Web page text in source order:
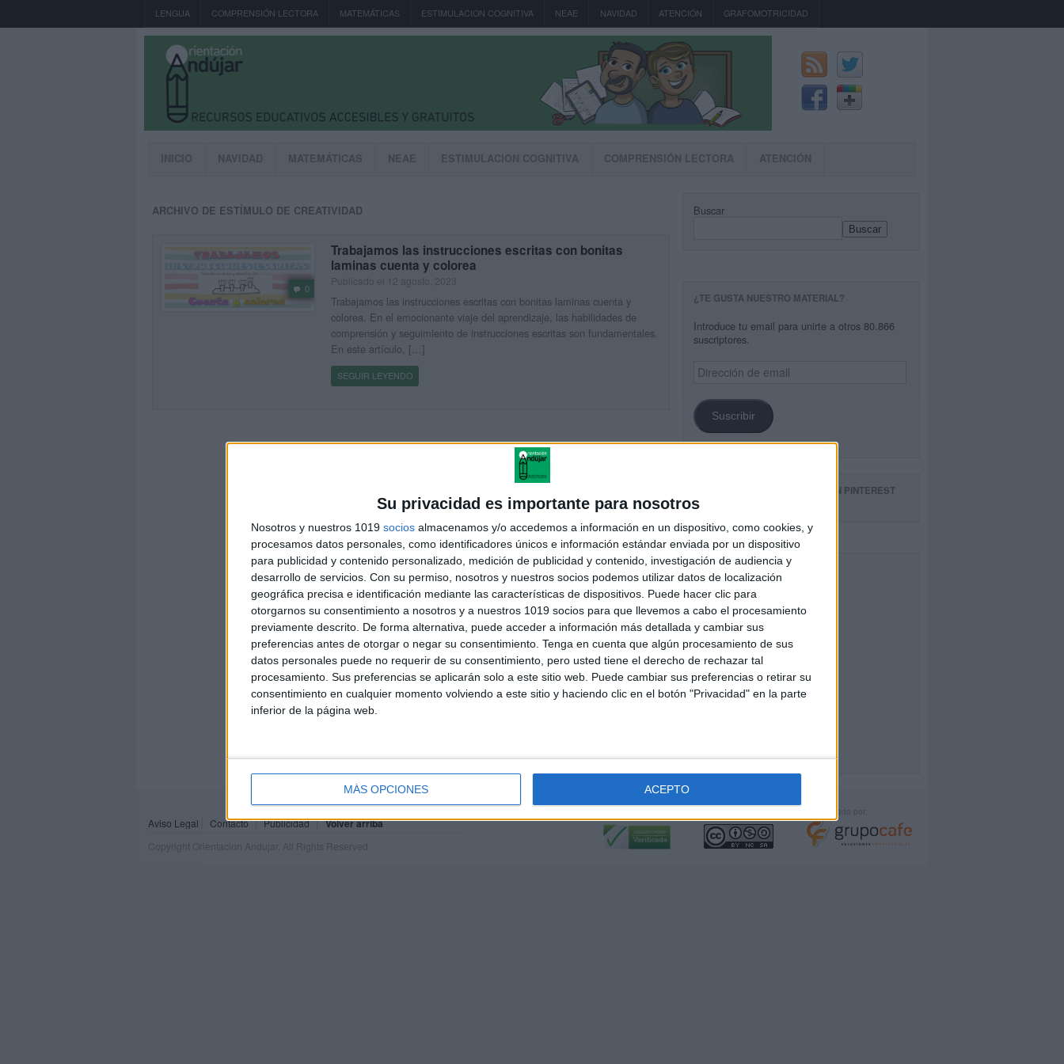
Su privacidad es importante para nosotros
Nosotros y nuestros 1019 socios almacenamos y/o accedemos a información en un dispositivo, como cookies, y
procesamos datos personales, como identificadores únicos e información estándar enviada por un dispositivo
para publicidad y contenido personalizado, medición de publicidad y contenido, investigación de audiencia y
desarrollo de servicios. Con su permiso, nosotros y nuestros socios podemos utilizar datos de localización
geográfica precisa e identificación mediante las características de dispositivos. Puede hacer clic para
otorgarnos su consentimiento a nosotros y a nuestros 1019 socios para que llevemos a cabo el procesamiento
previamente descrito. De forma alternativa, puede acceder a información más detallada y cambiar sus
preferencias antes de otorgar o negar su consentimiento. Tenga en cuenta que algún procesamiento de sus
datos personales puede no requerir de su consentimiento, pero usted tiene el derecho de rechazar tal
procesamiento. Sus preferencias se aplicarán solo a este sitio web. Puede cambiar sus preferencias o retirar su
consentimiento en cualquier momento volviendo a este sitio y haciendo clic en el botón "Privacidad" en la parte
inferior de la página web.
MÁS OPCIONES ACEPTO
LENGUA COMPRENSIÓN LECTORA MATEMÁTICAS ESTIMULACION COGNITIVA NEAE NAVIDAD ATENCIÓN GRAFOMOTRICIDAD
INICIO NAVIDAD MATEMÁTICAS NEAE ESTIMULACION COGNITIVA COMPRENSIÓN LECTORA ATENCIÓN
ARCHIVO DE ESTÍMULO DE CREATIVIDAD
0
Trabajamos las instrucciones escritas con bonitas
laminas cuenta y colorea
Trabajamos las instrucciones escritas con bonitas laminas cuenta y
colorea. En el emocionante viaje del aprendizaje, las habilidades de
comprensión y seguimiento de instrucciones escritas son fundamentales.
En este artículo, […]
SEGUIR LEYENDO
Buscar
Buscar
¿TE GUSTA NUESTRO MATERIAL?
Introduce tu email para unirte a otros 80.866
suscriptores.
Dirección
de
Suscribir
SIGUE NUESTROS TABLEROS EN PINTEREST
Aviso Legal Contacto Publicidad Volver arriba
Copyright Orientacion Andujar. All Rights Reserved